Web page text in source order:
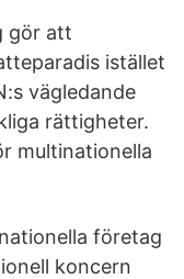
gör att
istället
vägledande
rättigheter.
multinationella
företag
koncern